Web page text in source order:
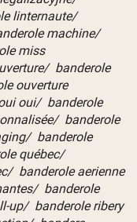
linternaute/
machine/
miss
banderole
ouverture
oui/ banderole
banderole
banderole
québec/
banderole aerienne
banderole
up/ banderole ribery